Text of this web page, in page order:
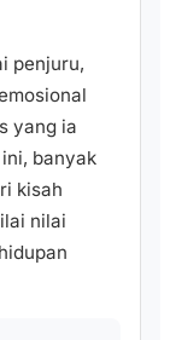
penjuru,
yang ia
banyak
kisah
nilai